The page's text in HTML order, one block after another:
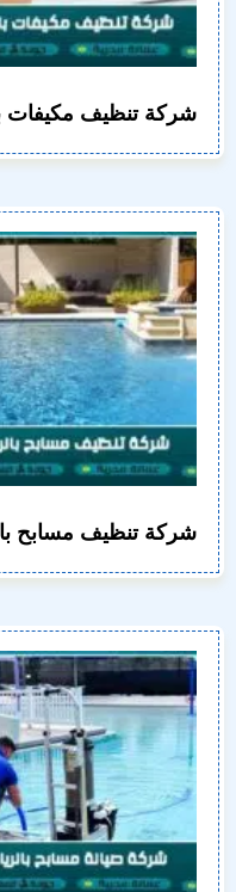
شركة تنظيف مكيفات
شركة تنظيف مسابح